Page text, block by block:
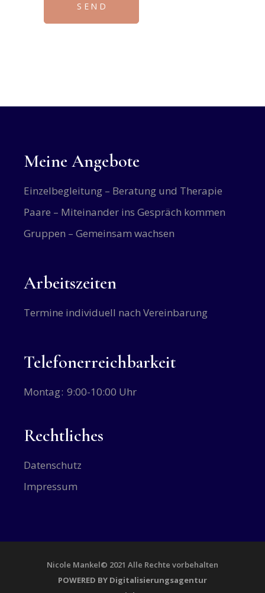
SEND
Meine Angebote
Einzelbegleitung – Beratung und Therapie
Paare – Miteinander ins Gespräch kommen
Gruppen – Gemeinsam wachsen
Arbeitszeiten
Termine individuell nach Vereinbarung
Telefonerreichbarkeit
Montag 9:00-10:00 Uhr
Rechtliches
Datenschutz
Impressum
Nicole Mankel© 2021 Alle Rechte vorbehalten
POWERED BY Digitalisierungsagentur